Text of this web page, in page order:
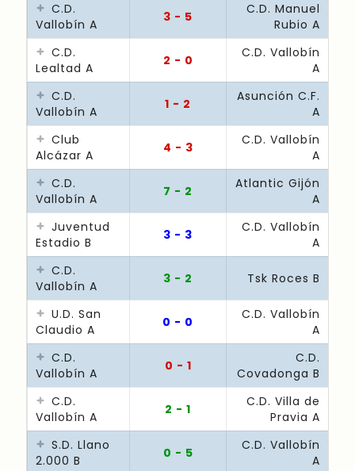
C.D.
Vallobín A
3 - 5
C.D. Manuel
Rubio A
C.D.
Lealtad A
2 - 0
C.D. Vallobín
A
C.D.
Vallobín A
1 - 2
Asunción C.F.
A
Club
Alcázar A
4 - 3
C.D. Vallobín
A
C.D.
Vallobín A
7 - 2
Atlantic Gijón
A
Juventud
Estadio B
3 - 3
C.D. Vallobín
A
C.D.
Vallobín A
3 - 2 Tsk Roces B
U.D. San
Claudio A
0 - 0
C.D. Vallobín
A
C.D.
Vallobín A
0 - 1
C.D.
Covadonga B
C.D.
Vallobín A
2 - 1
C.D. Villa de
Pravia A
S.D. Llano
2.000 B
0 - 5
C.D. Vallobín
A